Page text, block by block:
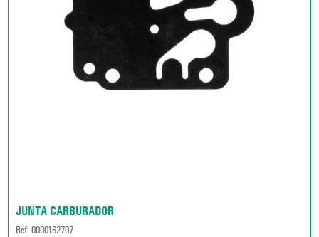
JUNTA CARBURADOR
Ref. 0000162707